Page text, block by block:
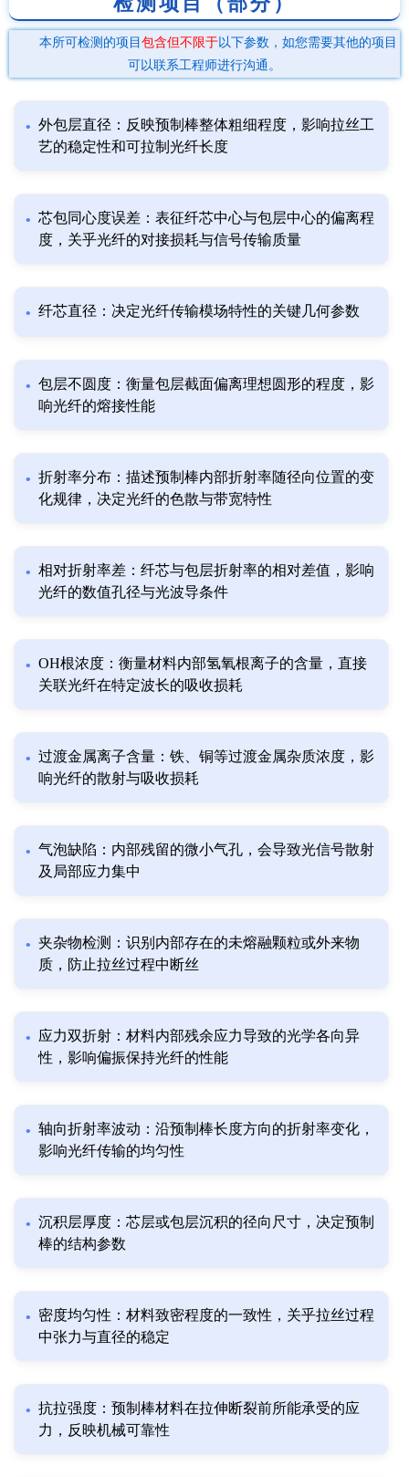
本所可检测的项目 包含但不限于以下参数，如您需要其他的项目
可以联系工程师进行沟通。
外包层直径：反映预制棒整体粗细程度，影响拉丝工
艺的稳定性和可拉制光纤长度
芯包同心度误差：表征纤芯中心与包层中心的偏离程
度，关乎光纤的对接损耗与信号传输质量
纤芯直径：决定光纤传输模场特性的关键几何参数
包层不圆度：衡量包层截面偏离理想圆形的程度，影
响光纤的熔接性能
折射率分布：描述预制棒内部折射率随径向位置的变
化规律，决定光纤的色散与带宽特性
相对折射率差：纤芯与包层折射率的相对差值，影响
光纤的数值孔径与光波导条件
OH根浓度：衡量材料内部氢氧根离子的含量，直接
关联光纤在特定波长的吸收损耗
过渡金属离子含量：铁、铜等过渡金属杂质浓度，影
响光纤的散射与吸收损耗
气泡缺陷：内部残留的微小气孔，会导致光信号散射
及局部应力集中
夹杂物检测：识别内部存在的未熔融颗粒或外来物
质，防止拉丝过程中断丝
应力双折射：材料内部残余应力导致的光学各向异
性，影响偏振保持光纤的性能
轴向折射率波动：沿预制棒长度方向的折射率变化，
影响光纤传输的均匀性
沉积层厚度：芯层或包层沉积的径向尺寸，决定预制
棒的结构参数
密度均匀性：材料致密程度的一致性，关乎拉丝过程
中张力与直径的稳定
抗拉强度：预制棒材料在拉伸断裂前所能承受的应
力，反映机械可靠性